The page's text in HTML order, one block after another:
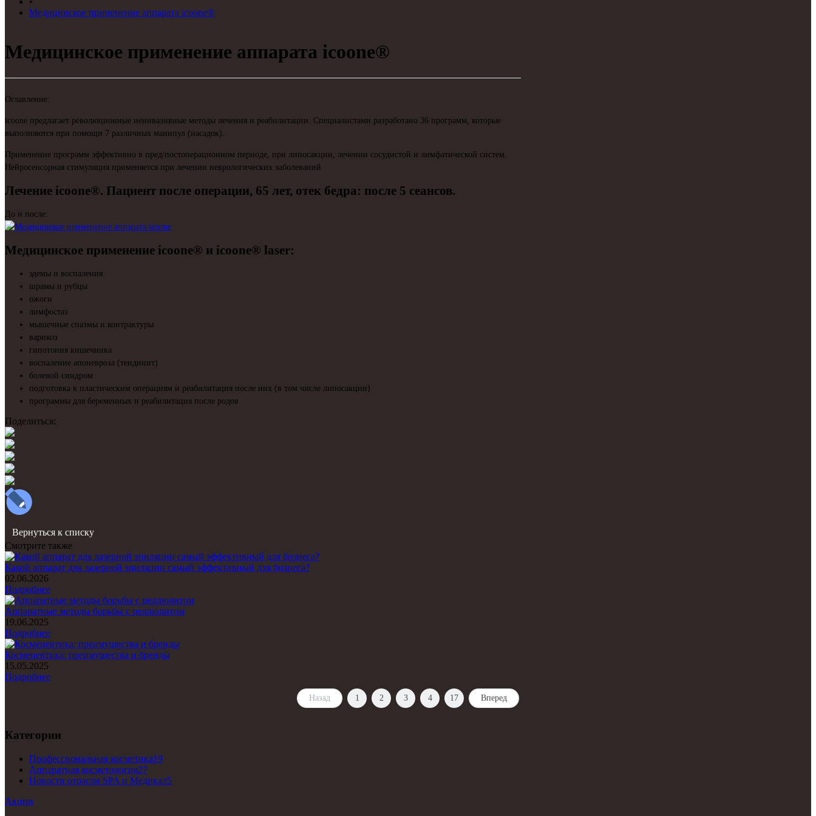
Медицинское применение аппарата icoone®
Медицинское применение аппарата icoone®
Оглавление:
icoone предлагает революционные неинвазивные методы лечения и реабилитации. Специалистами разработано 36 программ, которые
выполняются при помощи 7 различных манипул (насадок).
Применение программ эффективно в пред/постоперационном периоде, при липосакции, лечении сосудистой и лимфатической систем.
Нейросенсорная стимуляция применяется при лечении неврологических заболеваний
Лечение icoone®. Пациент после операции, 65 лет, отек бедра: после 5 сеансов.
До и после:
Медицинское применение icoone® и icoone® laser:
эдемы и воспаления
шрамы и рубцы
ожоги
лимфостаз
мышечные спазмы и контрактуры
варикоз
гипотония кишечника
воспаление апоневроза (тендинит)
болевой синдром
подготовка к пластическим операциям и реабилитация после них (в том числе липосакции)
программы для беременных и реабилитация после родов
Поделиться:
Вернуться к списку
Смотрите также
Какой аппарат для лазерной эпиляции самый эффективный для бизнеса?
02.06.2026
Подробнее
Аппаратные методы борьбы с целлюлитом
19.06.2025
Подробнее
Космецевтика: преимущества и бренды
15.05.2025
Подробнее
Назад 1 2 3 4 17 Вперед
Категории
Профессиональная косметика19
Аппаратная косметология27
Новости отрасли SPA и Медикал5
Акции